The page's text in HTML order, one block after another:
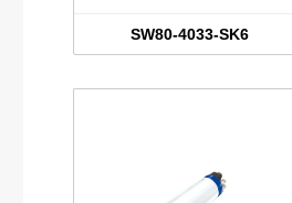
SW80-4033-SK6